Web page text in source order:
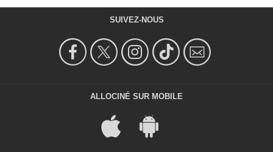
SUIVEZ-NOUS
ALLOCINÉ SUR MOBILE